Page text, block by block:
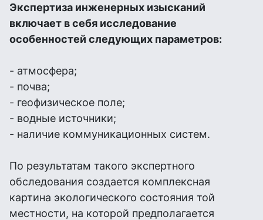
Экспертиза инженерных изысканий
включает в себя исследование
особенностей следующих параметров:
- атмосфера;
- почва;
- геофизическое поле;
- водные источники;
- наличие коммуникационных систем.
По результатам такого экспертного
обследования создается комплексная
картина экологического состояния той
местности, на которой предполагается